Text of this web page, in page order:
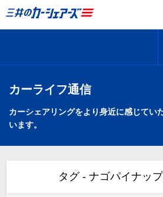
カーライフ通信
カーシェアリングをより身近に感じてい
います。
タグ - ナゴパイナッ